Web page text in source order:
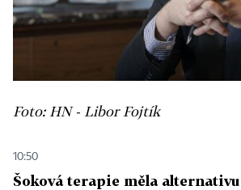
Foto: HN - Libor Fojtík
10:50
Šoková terapie měla alternativu